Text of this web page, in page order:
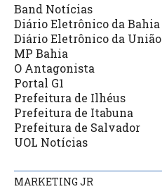
Band Notícias
Diário Eletrônico da Bahia
Diário Eletrônico da União
MP Bahia
O Antagonista
Portal G1
Prefeitura de Ilhéus
Prefeitura de Itabuna
Prefeitura de Salvador
UOL Notícias
MARKETING JR